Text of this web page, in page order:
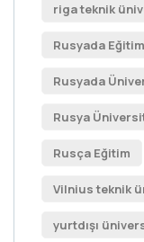
riga teknik
Rusyada Eğitim
Rusyada
Rusya
Rusça Eğitim
Vilnius teknik
yurtdışı